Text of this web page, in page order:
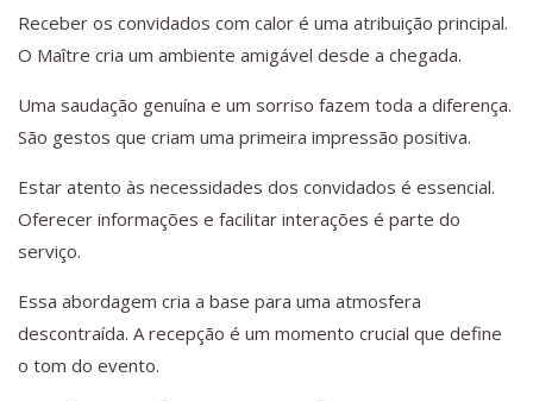
Receber os convidados com calor é uma atribuição principal.
O Maître cria um ambiente amigável desde a chegada.
Uma saudação genuína e um sorriso fazem toda a diferença.
São gestos que criam uma primeira impressão positiva.
Estar atento às necessidades dos convidados é essencial.
Oferecer informações e facilitar interações é parte do
serviço.
Essa abordagem cria a base para uma atmosfera
descontraída. A recepção é um momento crucial que define
o tom do evento.